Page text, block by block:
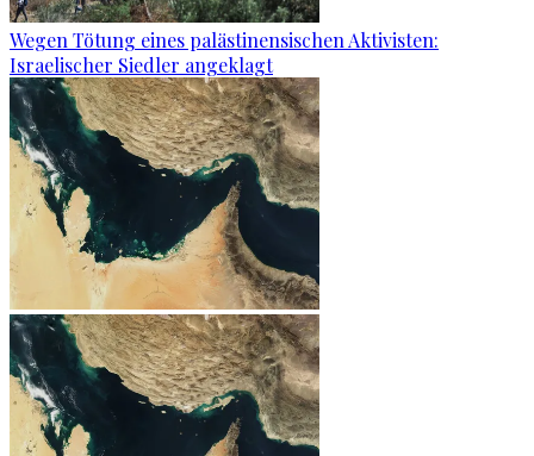
Wegen Tötung eines palästinensischen Aktivisten:
Israelischer Siedler angeklagt